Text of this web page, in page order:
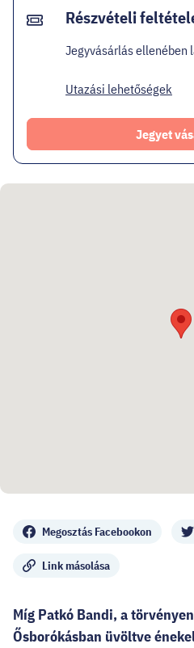
Megosztás Facebookon
Link másolása
Míg Patkó Bandi, a
Ősborókásban üvöltve
Részvételi
Jegyvásárlás ellenében
Utazási lehetőségek
Jegyet